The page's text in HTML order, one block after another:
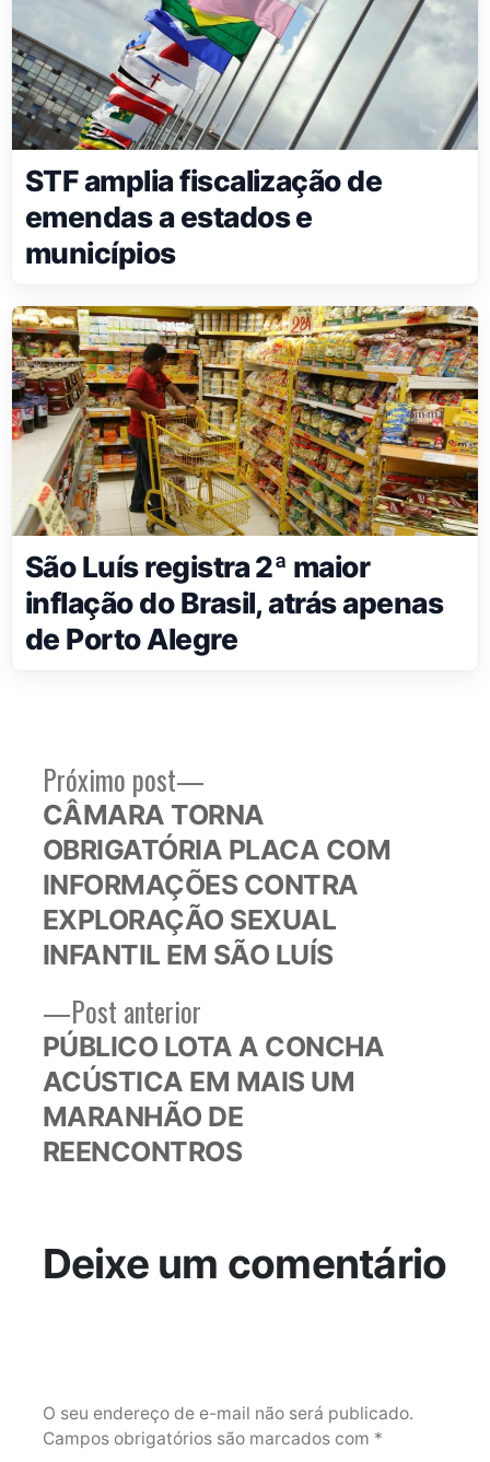
STF amplia fiscalização de
emendas a estados e
municípios
São Luís registra 2ª maior
inflação do Brasil, atrás apenas
de Porto Alegre
Navegação
de
Post
Post anteriorPost
anterior:
PÚBLICO LOTA A CONCHA
ACÚSTICA EM MAIS UM
MARANHÃO DE
REENCONTROS
Próximo post
Próximo
post:
CÂMARA TORNA
OBRIGATÓRIA PLACA COM
INFORMAÇÕES CONTRA
EXPLORAÇÃO SEXUAL
INFANTIL EM SÃO LUÍS
Deixe um comentário
O seu endereço de e-mail não será publicado.
Campos obrigatórios são marcados com *